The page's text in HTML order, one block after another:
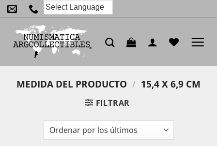
Saltar
al
contenido
MEDIDA DEL PRODUCTO / 15,4 X 6,9 CM
FILTRAR